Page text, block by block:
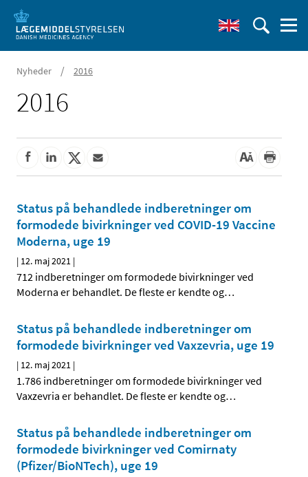
Nyheder / 2016
2016
Status på behandlede indberetninger om
formodede bivirkninger ved COVID-19 Vaccine
Moderna, uge 19
| 12. maj 2021 |
712 indberetninger om formodede bivirkninger ved
Moderna er behandlet. De fleste er kendte og…
Status på behandlede indberetninger om
formodede bivirkninger ved Vaxzevria, uge 19
| 12. maj 2021 |
1.786 indberetninger om formodede bivirkninger ved
Vaxzevria er behandlet. De fleste er kendte og…
Status på behandlede indberetninger om
formodede bivirkninger ved Comirnaty
(Pfizer/BioNTech), uge 19